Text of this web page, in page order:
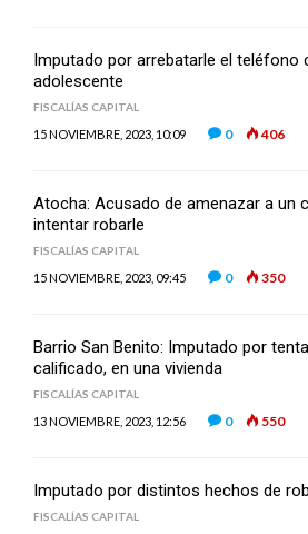
Imputado por arrebatarle el teléfono
adolescente
FISCALÍAS CAPITAL
15 NOVIEMBRE, 2023, 10:09 0 406
Atocha: Acusado de amenazar a un
intentar robarle
FISCALÍAS CAPITAL
15 NOVIEMBRE, 2023, 09:45 0 350
Barrio San Benito: Imputado por
calificado, en una vivienda
FISCALÍAS CAPITAL
13 NOVIEMBRE, 2023, 12:56 0 550
Imputado por distintos hechos de
FISCALÍAS CAPITAL